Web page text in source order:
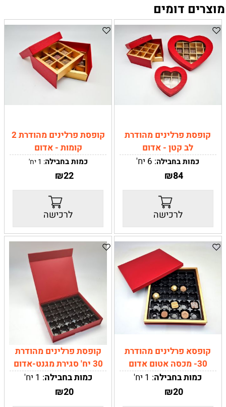
מוצרים דומים
קופסת פרלינים מהודרת
לב קטן - אדום
כמות בחבילה: 6 יח'
אדום עם זהב מט
קוטר: 15 ס"מ
*10 פרלינים
₪84
לרכישה
קופסת פרלינים מהודרת 2
קומות - אדום
כמות בחבילה: 1 יח'
צבעים:אדום עם זהב מט
מידה:
חיצוני:13.7X13.7X6.8
פנימי:11.2X11.2X6.5
18 פרלינים
₪22
לרכישה
קופסא פרלינים מהודרת
30- מכסה אטום אדום
כמות בחבילה: 1 יח'
צבעים:אדום עם זהב מט
₪20
קופסת פרלינים מהודרת
30 יח' סגירת מגנט-אדום
כמות בחבילה: 1 יח'
אדוםעם מחיצות
פלסטיק פנימיות
₪20